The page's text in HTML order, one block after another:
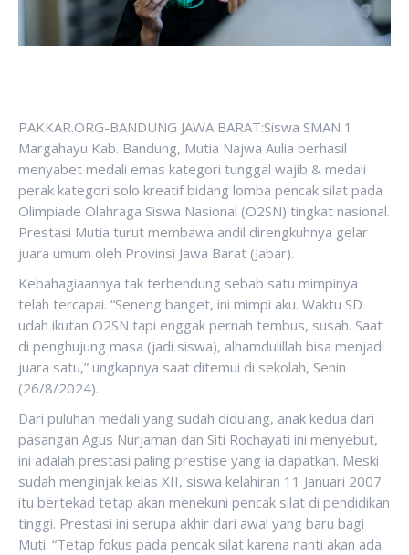
PAKKAR.ORG-BANDUNG JAWA BARAT:Siswa SMAN 1
Margahayu Kab. Bandung, Mutia Najwa Aulia berhasil
menyabet medali emas kategori tunggal wajib & medali
perak kategori solo kreatif bidang lomba pencak silat pada
Olimpiade Olahraga Siswa Nasional (O2SN) tingkat nasional.
Prestasi Mutia turut membawa andil direngkuhnya gelar
juara umum oleh Provinsi Jawa Barat (Jabar).
Kebahagiaannya tak terbendung sebab satu mimpinya
telah tercapai. “Seneng banget, ini mimpi aku. Waktu SD
udah ikutan O2SN tapi enggak pernah tembus, susah. Saat
di penghujung masa (jadi siswa), alhamdulillah bisa menjadi
juara satu,” ungkapnya saat ditemui di sekolah, Senin
(26/8/2024).
Dari puluhan medali yang sudah didulang, anak kedua dari
pasangan Agus Nurjaman dan Siti Rochayati ini menyebut,
ini adalah prestasi paling prestise yang ia dapatkan. Meski
sudah menginjak kelas XII, siswa kelahiran 11 Januari 2007
itu bertekad tetap akan menekuni pencak silat di pendidikan
tinggi. Prestasi ini serupa akhir dari awal yang baru bagi
Muti. “Tetap fokus pada pencak silat karena nanti akan ada